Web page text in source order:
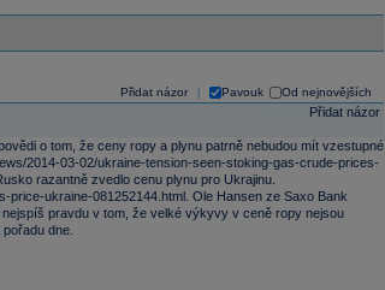
Přidat názor Pavouk Od nejnovějších
Přidat názor
o tom, že ceny ropy a plynu patrně nebudou mít vzestupné
2014-03-02/ukraine-tension-seen-stoking-gas-crude-prices-
razantně zvedlo cenu plynu pro Ukrajinu.
price-ukraine-081252144.html. Ole Hansen ze Saxo Bank
pravdu v tom, že velké výkyvy v ceně ropy nejsou
dne.